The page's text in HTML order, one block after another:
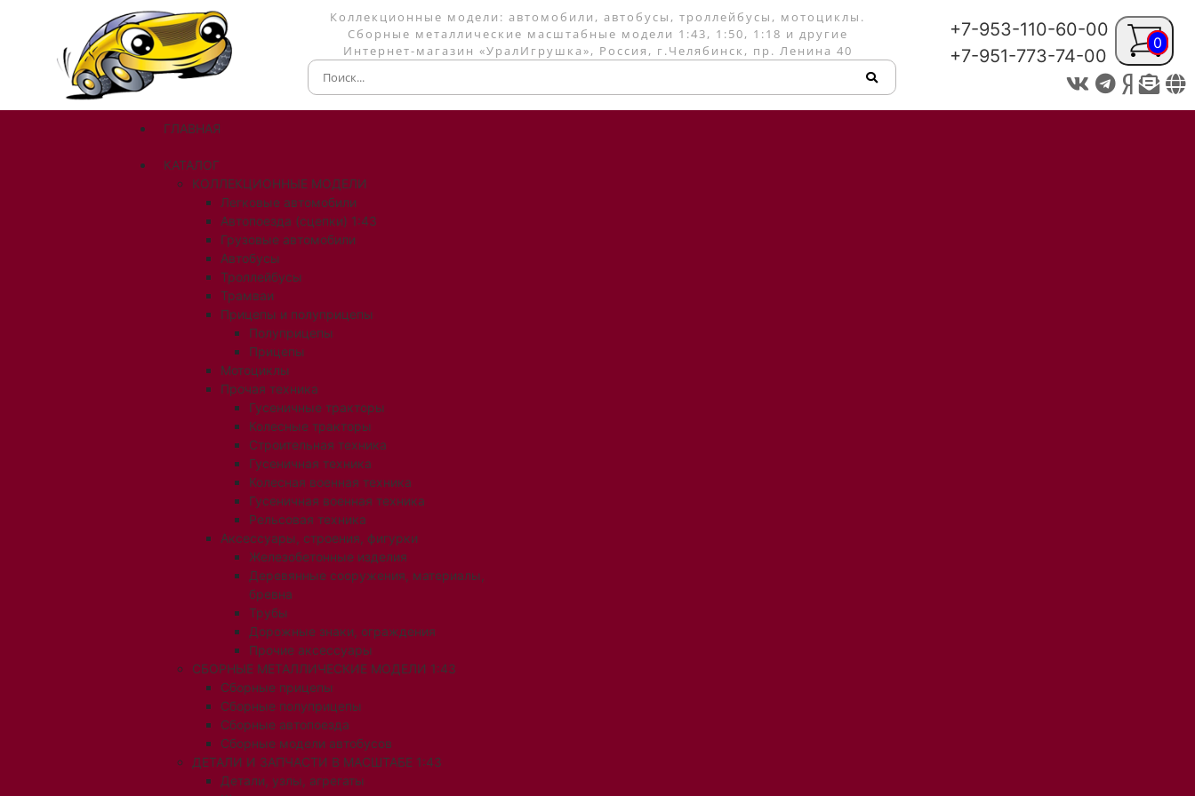
Коллекционные модели: автомобили, автобусы, троллейбусы, мотоциклы.
Сборные металлические масштабные модели 1:43, 1:50, 1:18 и другие
Интернет-магазин «УралИгрушка», Россия, г.Челябинск, пр. Ленина 40
+7-953-110-60-00
+7-951-773-74-00
ГЛАВНАЯ
КАТАЛОГ
КОЛЛЕКЦИОННЫЕ МОДЕЛИ
Легковые автомобили
Автопоезда (сцепки) 1:43
Грузовые автомобили
Автобусы
Троллейбусы
Трамваи
Прицепы и полуприцепы
Полуприцепы
Прицепы
Мотоциклы
Прочая техника
Гусеничные тракторы
Колесные тракторы
Строительная техника
Гусеничная техника
Колесная военная техника
Гусеничная военная техника
Рельсовая техника
Аксессуары, строения, фигурки
Железобетонные изделия
Деревянные сооружения, материалы,
бревна
Трубы
Дорожные знаки, ограждения
Прочие аксессуары
СБОРНЫЕ МЕТАЛЛИЧЕСКИЕ МОДЕЛИ 1:43
Сборные прицепы
Сборные полуприцепы
Сборные автопоезда
Сборные модели автобусов
ДЕТАЛИ И ЗАПЧАСТИ В МАСШТАБЕ 1:43
Детали, узлы, агрегаты
0